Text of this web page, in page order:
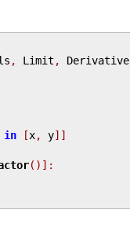
, Limit , Derivative
in [x, y]]
()]: